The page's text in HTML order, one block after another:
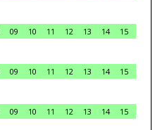
09 10 11 12 13 14
15
09 10 11 12 13 14
15
09 10 11 12 13 14
15